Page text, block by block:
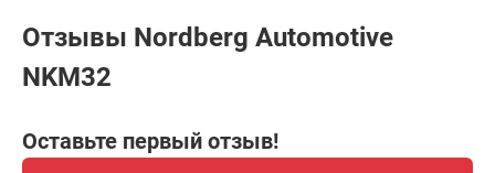
Отзывы Nordberg Automotive
NKM32
Оставьте первый отзыв!